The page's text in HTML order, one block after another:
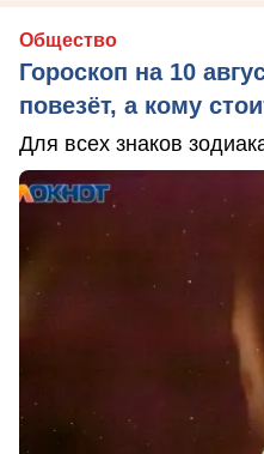
Общество
Гороскоп на 10
повезёт, а кому
Для всех знаков